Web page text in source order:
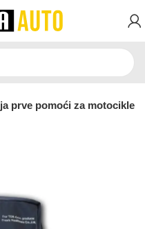
prve pomoći za motocikle